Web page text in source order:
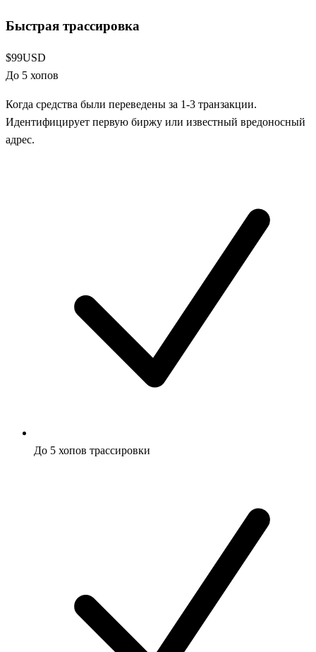
Быстрая трассировка
$99USD
До 5 хопов
Когда средства были переведены за 1-3 транзакции.
Идентифицирует первую биржу или известный вредоносный
адрес.
До 5 хопов трассировки